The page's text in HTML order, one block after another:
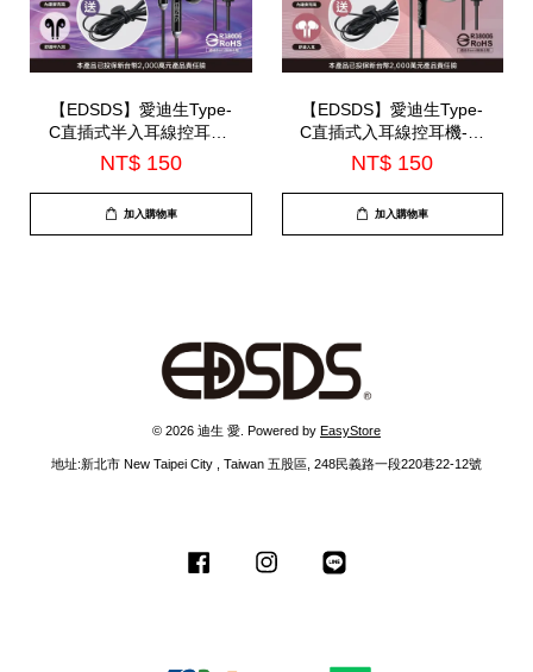
【EDSDS】愛迪生Type-
C直插式半入耳線控耳機-
內建麥克風(EDS-C527)
NT$ 150
加入購物車
【EDSDS】愛迪生Type-
C直插式入耳線控耳機-內
建麥克風(EDS-C525)
NT$ 150
加入購物車
© 2026 迪生 愛. Powered by EasyStore
地址:新北市 New Taipei City , Taiwan 五股區, 248民義路一段220巷22-12號
Facebook Instagram